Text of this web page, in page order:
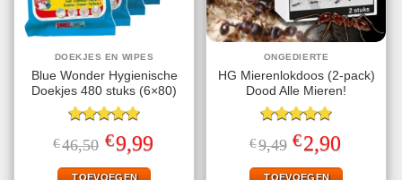
DOEKJES EN WIPES
Blue Wonder Hygienische
Doekjes 480 stuks (6×80)
Gewaardeerd
5.00uit 5
€46,50 Oorspronkelijke
prijs
was:
€9,99Huidige
prijs
TOEVOEGEN
ONGEDIERTE
HG Mierenlokdoos (2-pack)
Dood Alle Mieren!
Gewaardeerd
5.00uit 5
€9,49 Oorspronkelijke
prijs
was:
€2,90
is:
TOEVOEGEN